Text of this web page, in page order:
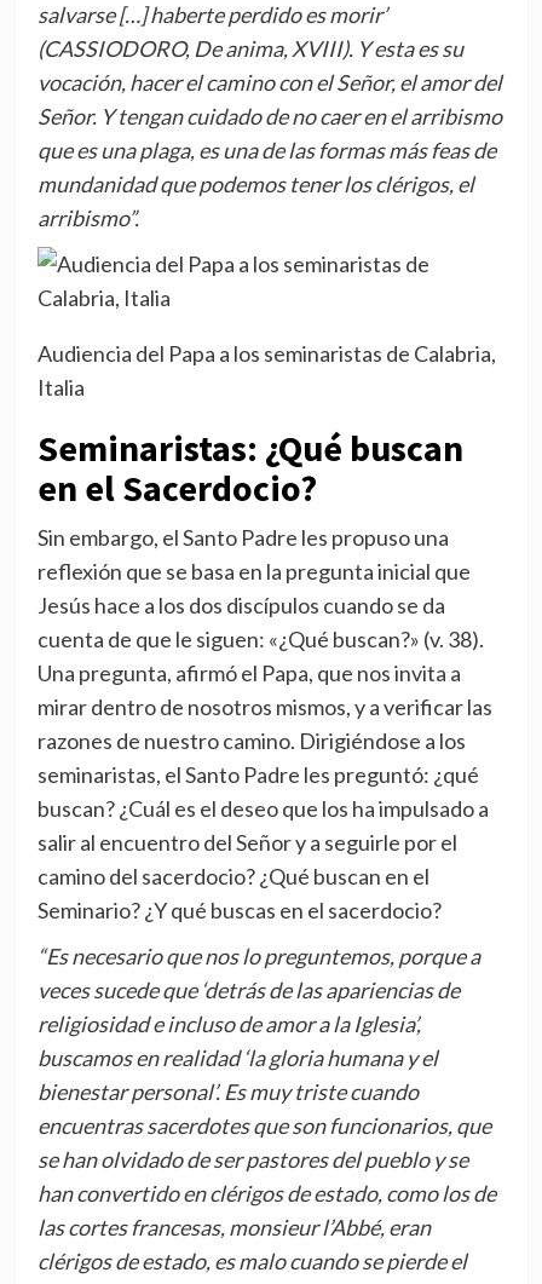
salvarse […] haberte perdido es morir’
(CASSIODORO, De anima, XVIII). Y esta es su
vocación, hacer el camino con el Señor, el amor del
Señor. Y tengan cuidado de no caer en el arribismo
que es una plaga, es una de las formas más feas de
mundanidad que podemos tener los clérigos, el
arribismo”.
Audiencia del Papa a los seminaristas de Calabria,
Italia
Seminaristas: ¿Qué buscan
en el Sacerdocio?
Sin embargo, el Santo Padre les propuso una
reflexión que se basa en la pregunta inicial que
Jesús hace a los dos discípulos cuando se da
cuenta de que le siguen: «¿Qué buscan?» (v. 38).
Una pregunta, afirmó el Papa, que nos invita a
mirar dentro de nosotros mismos, y a verificar las
razones de nuestro camino. Dirigiéndose a los
seminaristas, el Santo Padre les preguntó: ¿qué
buscan? ¿Cuál es el deseo que los ha impulsado a
salir al encuentro del Señor y a seguirle por el
camino del sacerdocio? ¿Qué buscan en el
Seminario? ¿Y qué buscas en el sacerdocio?
“Es necesario que nos lo preguntemos, porque a
veces sucede que ‘detrás de las apariencias de
religiosidad e incluso de amor a la Iglesia’,
buscamos en realidad ‘la gloria humana y el
bienestar personal’. Es muy triste cuando
encuentras sacerdotes que son funcionarios, que
se han olvidado de ser pastores del pueblo y se
han convertido en clérigos de estado, como los de
las cortes francesas, monsieur l’Abbé, eran
clérigos de estado, es malo cuando se pierde el